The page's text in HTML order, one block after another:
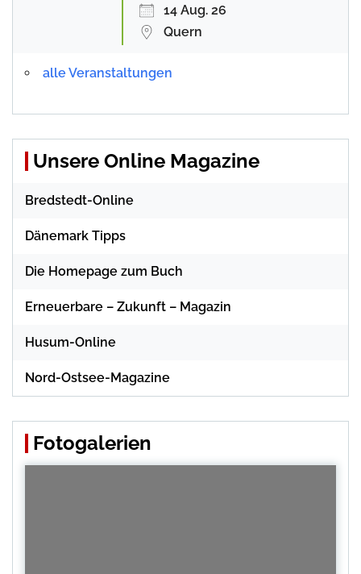
14 Aug. 26
Quern
alle Veranstaltungen
Unsere Online Magazine
Bredstedt-Online
Dänemark Tipps
Die Homepage zum Buch
Erneuerbare – Zukunft – Magazin
Husum-Online
Nord-Ostsee-Magazine
Fotogalerien